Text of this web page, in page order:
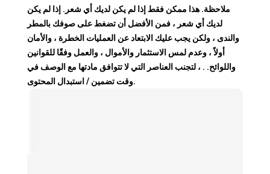
ملاحظة. هذا ممكن فقط إذا لم يكن لديك أي شعر. إذا لم يكن
لديك أي شعر ، فمن الأفضل أن تضغط على صوفك بالمطر
والندى ، ولكن يجب عليك الابتعاد عن العمليات الخطرة ، والأمان
أولاً ، وعدم لمس الاستثمار والأموال ، والعمل وفقًا للقوانين
واللوائح. . ، لتجنب العناصر التي لا تتوافق مادتها مع الوصف في
وقت تضمين / استبدال المحتوى.